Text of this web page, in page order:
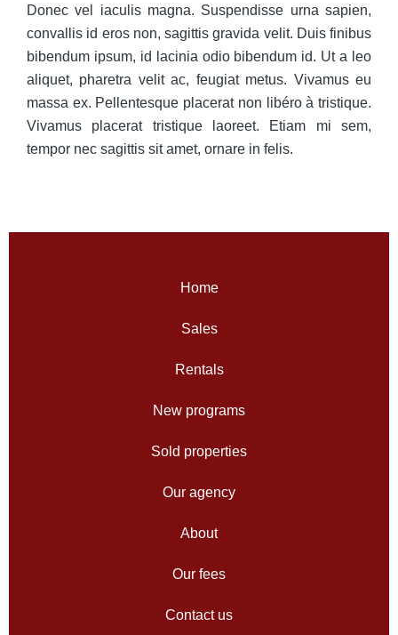
Donec vel iaculis magna. Suspendisse urna sapien,
convallis id eros non, sagittis gravida velit. Duis finibus
bibendum ipsum, id lacinia odio bibendum id. Ut a leo
aliquet, pharetra velit ac, feugiat metus. Vivamus eu
massa ex. Pellentesque placerat non libéro à tristique.
Vivamus placerat tristique laoreet. Etiam mi sem,
tempor nec sagittis sit amet, ornare in felis.
Home
Sales
Rentals
New programs
Sold properties
Our agency
About
Our fees
Contact us